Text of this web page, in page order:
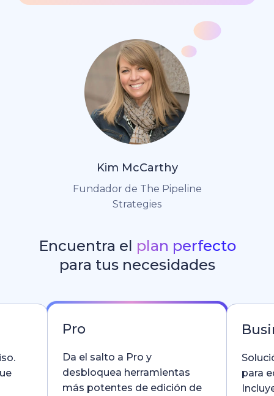
Kim McCarthy
Fundador de The Pipeline
Strategies
Encuentra el plan perfecto
para tus necesidades
Pro
Da el salto a Pro y
desbloquea herramientas
más potentes de edición de
para